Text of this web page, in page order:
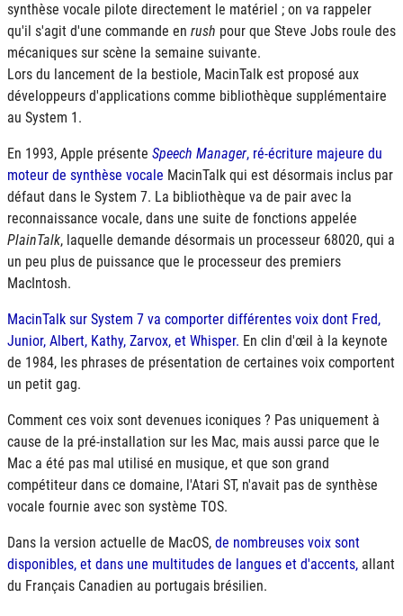
synthèse vocale pilote directement le matériel ; on va rappeler
qu'il s'agit d'une commande en rush pour que Steve Jobs roule des
mécaniques sur scène la semaine suivante.
Lors du lancement de la bestiole, MacinTalk est proposé aux
développeurs d'applications comme bibliothèque supplémentaire
au System 1.
En 1993, Apple présente Speech Manager, ré-écriture majeure du
moteur de synthèse vocale MacinTalk qui est désormais inclus par
défaut dans le System 7. La bibliothèque va de pair avec la
reconnaissance vocale, dans une suite de fonctions appelée
PlainTalk, laquelle demande désormais un processeur 68020, qui a
un peu plus de puissance que le processeur des premiers
MacIntosh.
MacinTalk sur System 7 va comporter différentes voix dont Fred,
Junior, Albert, Kathy, Zarvox, et Whisper. En clin d'œil à la keynote
de 1984, les phrases de présentation de certaines voix comportent
un petit gag.
Comment ces voix sont devenues iconiques ? Pas uniquement à
cause de la pré-installation sur les Mac, mais aussi parce que le
Mac a été pas mal utilisé en musique, et que son grand
compétiteur dans ce domaine, l'Atari ST, n'avait pas de synthèse
vocale fournie avec son système TOS.
Dans la version actuelle de MacOS, de nombreuses voix sont
disponibles, et dans une multitudes de langues et d'accents, allant
du Français Canadien au portugais brésilien.